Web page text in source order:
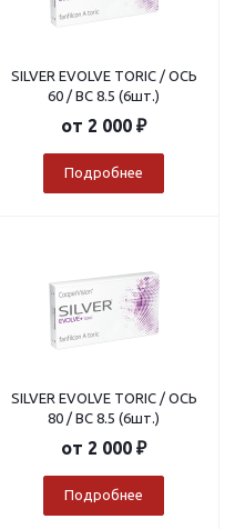
SILVER EVOLVE TORIC / ОСЬ
60 / BC 8.5 (6шт.)
от 2 000 ₽
Подробнее
SILVER EVOLVE TORIC / ОСЬ
80 / BC 8.5 (6шт.)
от 2 000 ₽
Подробнее